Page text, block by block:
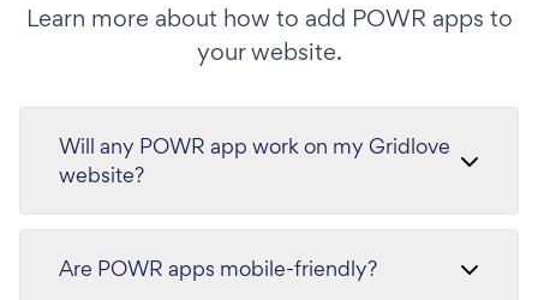
Learn more about how to add POWR apps to
your website.
Will any POWR app work on my Gridlove
website?
Are POWR apps mobile-friendly?